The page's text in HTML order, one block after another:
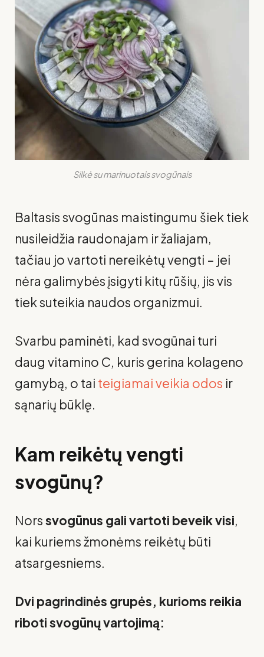
Silkė su marinuotais svogūnais
Baltasis svogūnas maistingumu šiek tiek
nusileidžia raudonajam ir žaliajam,
tačiau jo vartoti nereikėtų vengti – jei
nėra galimybės įsigyti kitų rūšių, jis vis
tiek suteikia naudos organizmui.
Svarbu paminėti, kad svogūnai turi
daug vitamino C, kuris gerina kolageno
gamybą, o tai teigiamai veikia odos ir
sąnarių būklę.
Kam reikėtų vengti
svogūnų?
Norssvogūnus gali vartoti beveik visi,
kai kuriems žmonėms reikėtų būti
atsargesniems.
Dvi pagrindinės grupės, kurioms reikia
riboti svogūnų vartojimą: